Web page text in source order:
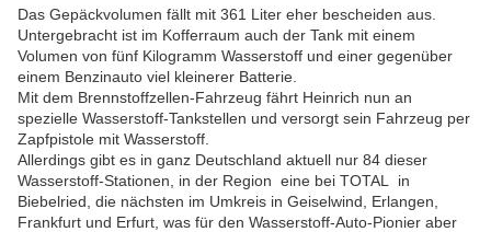
Das Gepäckvolumen fällt mit 361 Liter eher bescheiden aus.
Untergebracht ist im Kofferraum auch der Tank mit einem
Volumen von fünf Kilogramm Wasserstoff und einer gegenüber
einem Benzinauto viel kleinerer Batterie.
Mit dem Brennstoffzellen-Fahrzeug fährt Heinrich nun an
spezielle Wasserstoff-Tankstellen und versorgt sein Fahrzeug per
Zapfpistole mit Wasserstoff.
Allerdings gibt es in ganz Deutschland aktuell nur 84 dieser
Wasserstoff-Stationen, in der Region eine bei TOTAL in
Biebelried, die nächsten im Umkreis in Geiselwind, Erlangen,
Frankfurt und Erfurt, was für den Wasserstoff-Auto-Pionier aber